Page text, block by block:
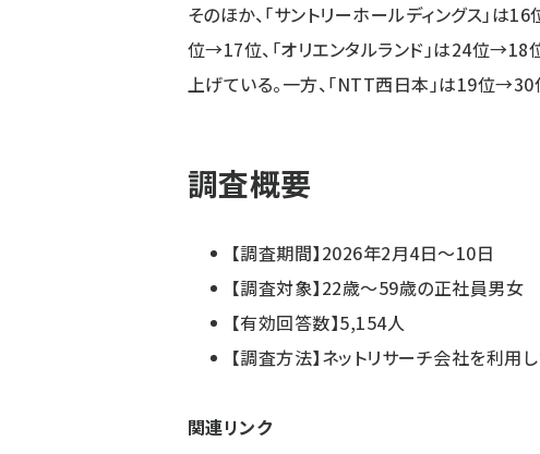
そのほか、「サントリーホールディングス」は
位→17位、「オリエンタルランド」は24位→18
上げている。一方、「NTT西日本」は19位→30
調査概要
【調査期間】2026年2月4日〜10日
【調査対象】22歳〜59歳の正社員男女
【有効回答数】5,154人
【調査方法】ネットリサーチ会社を利用
関連リンク